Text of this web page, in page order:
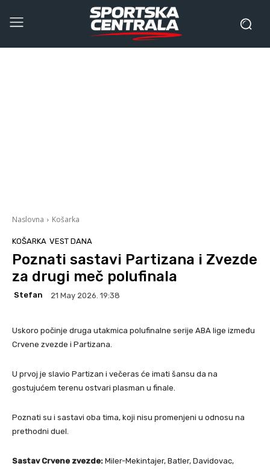
Naslovna Košarka
KOŠARKA VEST DANA
Poznati sastavi Partizana i Zvezde
za drugi meč polufinala
Stefan 21 May 2026. 19:38
Uskoro počinje druga utakmica polufinalne serije ABA lige između
Crvene zvezde i Partizana.
U prvoj je slavio Partizan i večeras će imati šansu da na
gostujućem terenu ostvari plasman u finale.
Poznati su i sastavi oba tima, koji nisu promenjeni u odnosu na
prethodni duel.
Sastav Crvene zvezde: Miler-Mekintajer, Batler, Davidovac,